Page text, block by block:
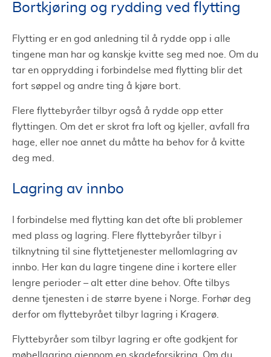
Bortkjøring og rydding ved flytting
Flytting er en god anledning til å rydde opp i alle
tingene man har og kanskje kvitte seg med noe. Om du
tar en opprydding i forbindelse med flytting blir det
fort søppel og andre ting å kjøre bort.
Flere flyttebyråer tilbyr også å rydde opp etter
flyttingen. Om det er skrot fra loft og kjeller, avfall fra
hage, eller noe annet du måtte ha behov for å kvitte
deg med.
Lagring av innbo
I forbindelse med flytting kan det ofte bli problemer
med plass og lagring. Flere flyttebyråer tilbyr i
tilknytning til sine flyttetjenester mellomlagring av
innbo. Her kan du lagre tingene dine i kortere eller
lengre perioder – alt etter dine behov. Ofte tilbys
denne tjenesten i de større byene i Norge. Forhør deg
derfor om flyttebyrået tilbyr lagring i Kragerø.
Flyttebyråer som tilbyr lagring er ofte godkjent for